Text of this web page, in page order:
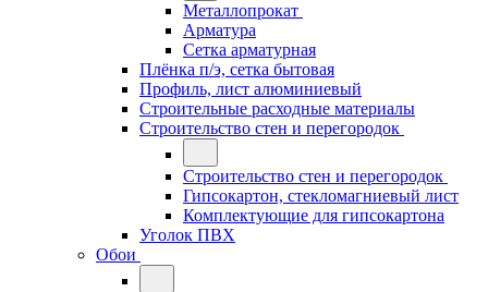
Металлопрокат
Арматура
Сетка арматурная
Плёнка п/э, сетка бытовая
Профиль, лист алюминиевый
Строительные расходные материалы
Строительство стен и перегородок
Строительство стен и перегородок
Гипсокартон, стекломагниевый лист
Комплектующие для гипсокартона
Уголок ПВХ
Обои